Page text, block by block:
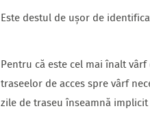
Este destul de ușor de
Pentru că este cel mai înalt
traseelor de acces spre vârf
zile de traseu înseamnă